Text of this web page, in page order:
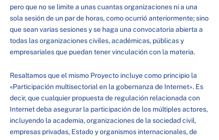
pero que no se limite a unas cuantas organizaciones ni a una
sola sesión de un par de horas, como ocurrió anteriormente; sino
que sean varias sesiones y se haga una convocatoria abierta a
todas las organizaciones civiles, académicas, públicas y
empresariales que puedan tener vinculación con la materia.
Resaltamos que el mismo Proyecto incluye como principio la
«Participación multisectorial en la gobernanza de Internet». Es
decir, que cualquier propuesta de regulación relacionada con
Internet deba asegurar la participación de los múltiples actores,
incluyendo la academia, organizaciones de la sociedad civil,
empresas privadas, Estado y organismos internacionales, de